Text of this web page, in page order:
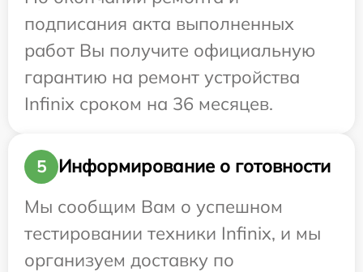
подписания акта выполненных
работ Вы получите официальную
гарантию на ремонт устройства
Infinix сроком на 36 месяцев.
5
Информирование о готовности
Мы сообщим Вам о успешном
тестировании техники Infinix, и мы
организуем доставку по